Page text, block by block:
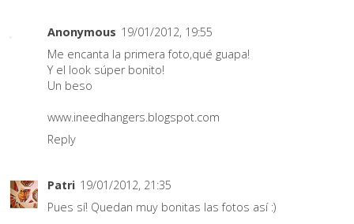
Anonymous 19/01/2012, 19:55
Me encanta la primera foto,qué guapa!
Y el look súper bonito!
Un beso
www.ineedhangers.blogspot.com
Reply
Patri 19/01/2012, 21:35
Pues sí! Quedan muy bonitas las fotos así :)